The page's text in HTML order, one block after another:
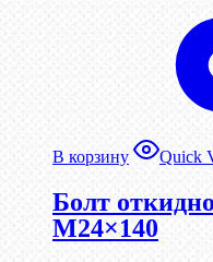
В корзину Quick
Болт
М24×140